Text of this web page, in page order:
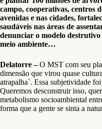
campo, cooperativas, centros
avenidas e nas cidades,
saudáveis nas áreas de
denunciar o modelo destrutivo
meio ambiente…
Delatorre –O MST com seu
dimensão que virou quase
atrapalha`. Essa subjetividade
Queremos desconstruir isso,
metabolismo socioambiental
forma que a gente se sinta a